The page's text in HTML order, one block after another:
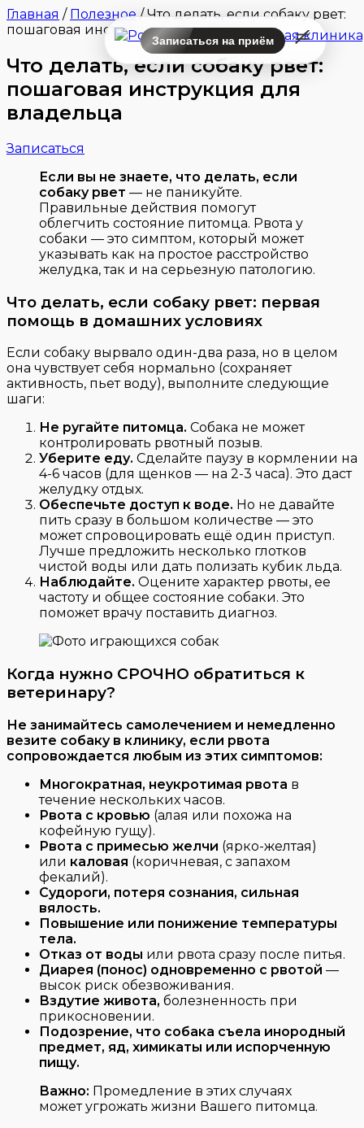
Записаться на приём
Главная / Полезное /Что делать, если собаку рвет:
пошаговая инструкция для владельца
Что делать, если собаку рвет:
пошаговая инструкция для
владельца
Записаться
Если вы не знаете, что делать, если
собаку рвет — не паникуйте.
Правильные действия помогут
облегчить состояние питомца. Рвота у
собаки — это симптом, который может
указывать как на простое расстройство
желудка, так и на серьезную патологию.
Что делать, если собаку рвет: первая
помощь в домашних условиях
Если собаку вырвало один-два раза, но в целом
она чувствует себя нормально (сохраняет
активность, пьет воду), выполните следующие
шаги:
Не ругайте питомца. Собака не может
контролировать рвотный позыв.
Уберите еду. Сделайте паузу в кормлении на
4-6 часов (для щенков — на 2-3 часа). Это даст
желудку отдых.
Обеспечьте доступ к воде. Но не давайте
пить сразу в большом количестве — это
может спровоцировать ещё один приступ.
Лучше предложить несколько глотков
чистой воды или дать полизать кубик льда.
Наблюдайте. Оцените характер рвоты, ее
частоту и общее состояние собаки. Это
поможет врачу поставить диагноз.
Когда нужно СРОЧНО обратиться к
ветеринару?
Не занимайтесь самолечением и немедленно
везите собаку в клинику, если рвота
сопровождается любым из этих симптомов:
Многократная, неукротимая рвота в
течение нескольких часов.
Рвота с кровью (алая или похожа на
кофейную гущу).
Рвота с примесью желчи (ярко-желтая)
или каловая (коричневая, с запахом
фекалий).
Судороги, потеря сознания, сильная
вялость.
Повышение или понижение температуры
тела.
Отказ от воды или рвота сразу после питья.
Диарея (понос) одновременно с рвотой —
высок риск обезвоживания.
Вздутие живота, болезненность при
прикосновении.
Подозрение, что собака съела инородный
предмет, яд, химикаты или испорченную
пищу.
Важно: Промедление в этих случаях
может угрожать жизни Вашего питомца.